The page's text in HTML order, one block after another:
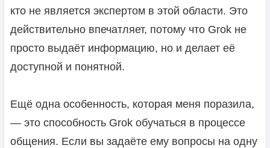
кто не является экспертом в этой области. Это
действительно впечатляет, потому что Grok не
просто выдаёт информацию, но и делает её
доступной и понятной.
Ещё одна особенность, которая меня поразила,
— это способность Grok обучаться в процессе
общения. Если вы задаёте ему вопросы на одну